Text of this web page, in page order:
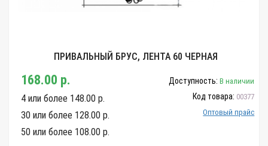
ПРИВАЛЬНЫЙ БРУС, ЛЕНТА 60 ЧЕРНАЯ
168.00 р.
4 или более 148.00 р.
30 или более 128.00 р.
50 или более 108.00 р.
Доступность: В наличии
Код товара: 00377
Оптовый прайс